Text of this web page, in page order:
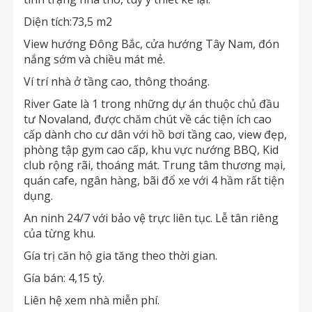
Diện tích:73,5 m2
View hướng Đông Bắc, cửa hướng Tây Nam, đón
nắng sớm và chiều mát mẻ.
Ví trí nhà ở tầng cao, thông thoáng.
River Gate là 1 trong những dự án thuộc chủ đầu
tư Novaland, được chăm chút về các tiện ích cao
cấp dành cho cư dân với hồ bơi tầng cao, view đẹp,
phòng tập gym cao cấp, khu vực nướng BBQ, Kid
club rộng rãi, thoáng mát. Trung tâm thương mại,
quán cafe, ngân hàng, bãi đổ xe với 4 hầm rất tiện
dụng.
An ninh 24/7 với bảo vệ trực liên tục. Lễ tân riêng
của từng khu.
Gía trị căn hộ gia tăng theo thời gian.
Gía bán: 4,15 tỷ.
Liên hệ xem nhà miễn phí.